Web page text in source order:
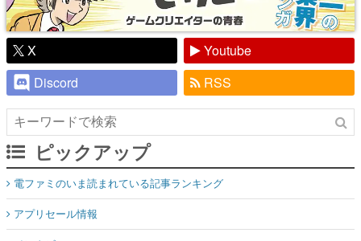
X
Youtube
Discord
RSS
ピックアップ
電ファミのいま読まれている記事ランキング
アプリセール情報